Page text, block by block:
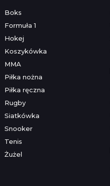
Boks
Formuła 1
Hokej
Koszykówka
MMA
Piłka nożna
Piłka ręczna
Rugby
Siatkówka
Snooker
Tenis
Żużel